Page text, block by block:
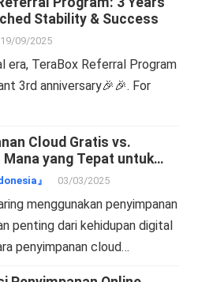
Stability & Success
19/09/2025
TeraBox Referral Program
3rd anniversary🎉🎉. For
Cloud Gratis vs.
Mana yang Tepat untuk
』 03/03/2025
menggunakan penyimpanan
penting dari kehidupan digital
penyimpanan cloud…